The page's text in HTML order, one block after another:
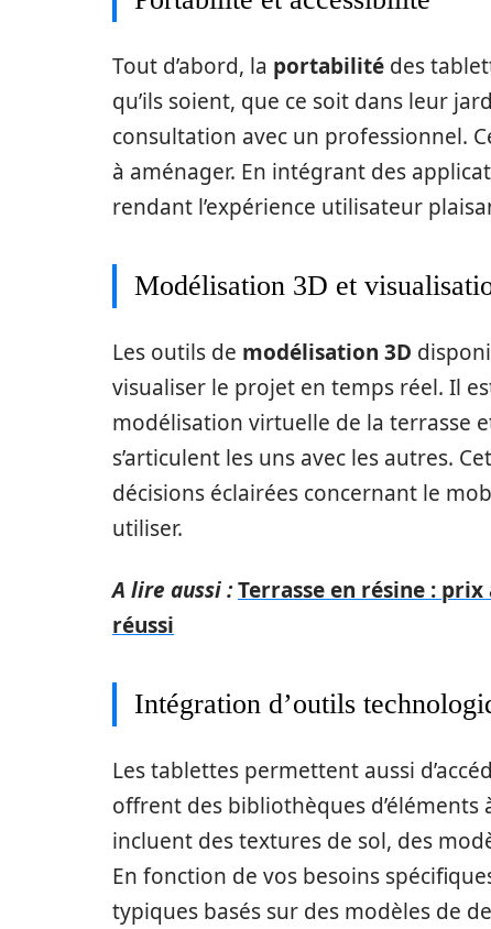
Tout d’abord, la portabilité des
qu’ils soient, que ce soit dans leur
consultation avec un professionnel.
à aménager. En intégrant des
rendant l’expérience utilisateur
Modélisation 3D et
Les outils de modélisation 3D
visualiser le projet en temps réel. Il
modélisation virtuelle de la terrasse
s’articulent les uns avec les autres.
décisions éclairées concernant le
utiliser.
A lire aussi :Terrasse en résine :
réussi
Intégration d’outils
Les tablettes permettent aussi
offrent des bibliothèques
incluent des textures de sol, des
En fonction de vos besoins
typiques basés sur des modèles de